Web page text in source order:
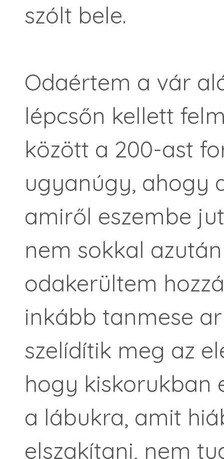
szólt bele.
Odaértem a vár
lépcsőn kellett
között a 200-ast
ugyanúgy, ahogy
amiről eszembe
nem sokkal
odakerültem
inkább tanmese
szelídítik meg az
hogy kiskorukban
a lábukra, amit
elszakítani, nem